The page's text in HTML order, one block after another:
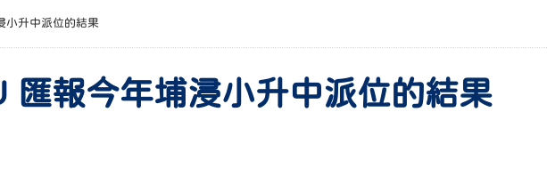
小升中派位的結果
匯報今年埔浸小升中派位的結果